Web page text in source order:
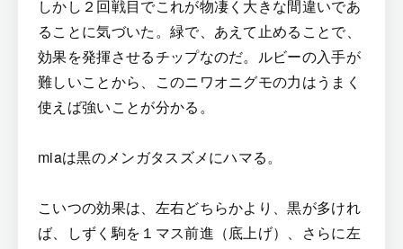
しかし２回戦目でこれが物凄く大きな間違いであ
ることに気づいた。緑で、あえて止めることで、
効果を発揮させるチップなのだ。ルビーの入手が
難しいことから、このニワオニグモの力はうまく
使えば強いことが分かる。
miaは黒のメンガタスズメにハマる。
こいつの効果は、左右どちらかより、黒が多けれ
ば、しずく駒を１マス前進（底上げ）、さらに左